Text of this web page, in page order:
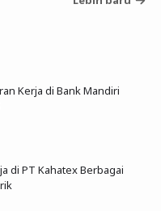
Kerja di Bank Mandiri
di PT Kahatex Berbagai